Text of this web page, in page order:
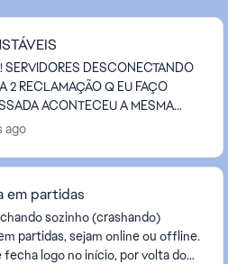
DESCONECTANDO
2 RECLAMAÇÃO Q EU FAÇO
ACONTECEU A MESMA
ASSIM,NÃO É CULPA DA
ago
em partidas
sozinho (crashando)
partidas, sejam online ou offline.
fecha logo no início, por volta dos